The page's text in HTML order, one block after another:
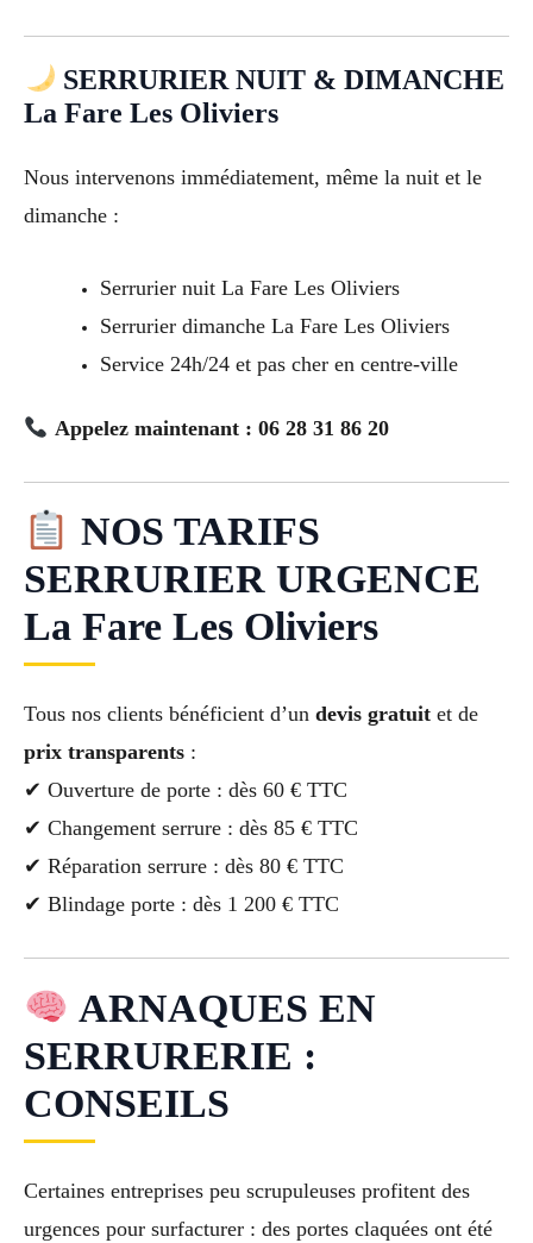
SERRURIER NUIT & DIMANCHE
La Fare Les Oliviers
Nous intervenons immédiatement, même la nuit et le
dimanche :
Serrurier nuit La Fare Les Oliviers
Serrurier dimanche La Fare Les Oliviers
Service 24h/24 et pas cher en centre-ville
Appelez maintenant : 06 28 31 86 20
NOS TARIFS
SERRURIER URGENCE
La Fare Les Oliviers
Tous nos clients bénéficient d’un devis gratuit et de
prix transparents :
✔ Ouverture de porte : dès 60 € TTC
✔ Changement serrure : dès 85 € TTC
✔ Réparation serrure : dès 80 € TTC
✔ Blindage porte : dès 1 200 € TTC
ARNAQUES EN
SERRURERIE :
CONSEILS
Certaines entreprises peu scrupuleuses profitent des
urgences pour surfacturer : des portes claquées ont été